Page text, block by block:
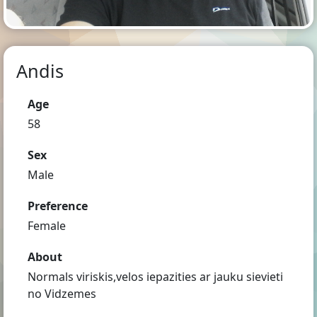
Andis
Age
58
Sex
Male
Preference
Female
About
Normals viriskis,velos iepazities ar jauku sievieti
no Vidzemes